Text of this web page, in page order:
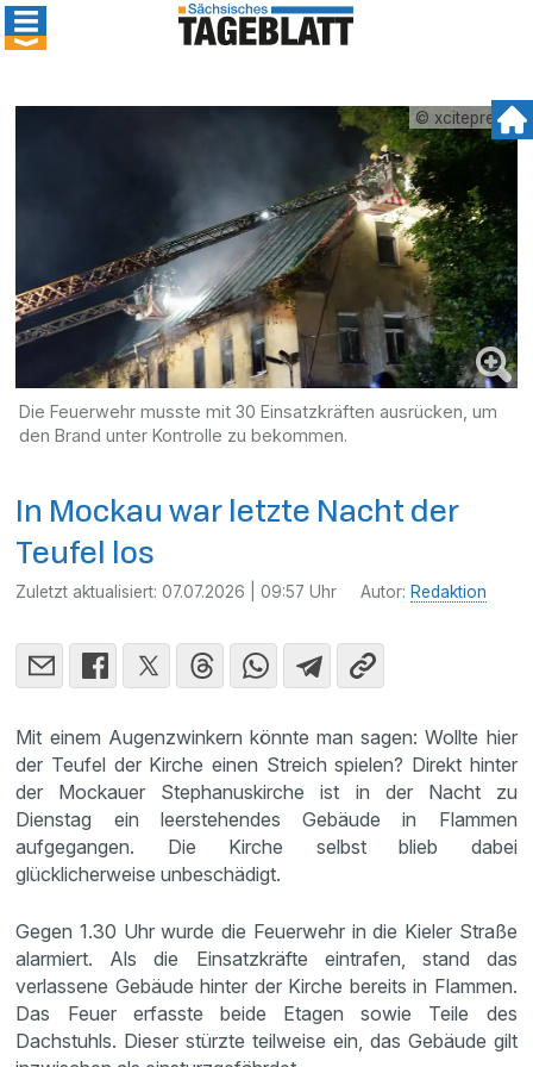
© xcitepress
Die Feuerwehr musste mit 30 Einsatzkräften ausrücken, um
den Brand unter Kontrolle zu bekommen.
In Mockau war letzte Nacht der
Teufel los
Zuletzt aktualisiert:07.07.2026 | 09:57 Uhr Autor: Redaktion
Mit einem Augenzwinkern könnte man sagen: Wollte hier
der Teufel der Kirche einen Streich spielen? Direkt hinter
der Mockauer Stephanuskirche ist in der Nacht zu
Dienstag ein leerstehendes Gebäude in Flammen
aufgegangen. Die Kirche selbst blieb dabei
glücklicherweise unbeschädigt.
Gegen 1.30 Uhr wurde die Feuerwehr in die Kieler Straße
alarmiert. Als die Einsatzkräfte eintrafen, stand das
verlassene Gebäude hinter der Kirche bereits in Flammen.
Das Feuer erfasste beide Etagen sowie Teile des
Dachstuhls. Dieser stürzte teilweise ein, das Gebäude gilt